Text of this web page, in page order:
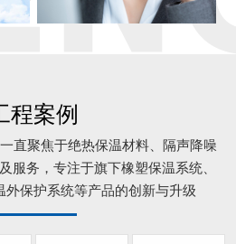
程案例
直聚焦于绝热保温材料、隔声降噪
服务，专注于旗下橡塑保温系统、
外保护系统等产品的创新与升级